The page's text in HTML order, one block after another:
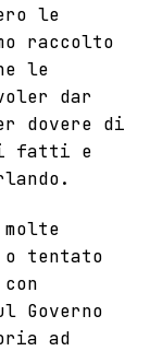
le
raccolto
le
dar
dovere di
fatti e
o tentato
Governo
ad